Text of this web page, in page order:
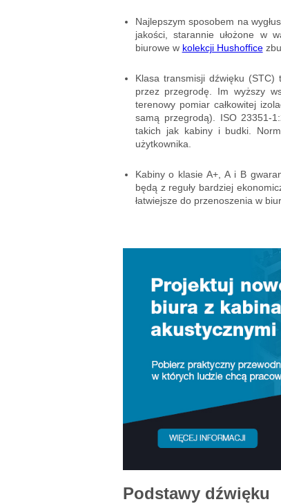
Najlepszym sposobem na
jakości, starannie ułożone w
biurowe w kolekcji Hushoffice
Klasa transmisji dźwięku
przez przegrodę. Im wyższy
terenowy pomiar całkowitej
samą przegrodą). ISO 23351-
takich jak kabiny i budki.
użytkownika.
Kabiny o klasie A+, A i B
będą z reguły bardziej
łatwiejsze do przenoszenia w
Podstawy dźwięku